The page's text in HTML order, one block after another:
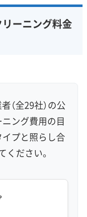
10年以上
ダスト除去
期メンテナンス
ーニング料金
（全29社）の公
ング費用の目
プと照らし合
ださい。